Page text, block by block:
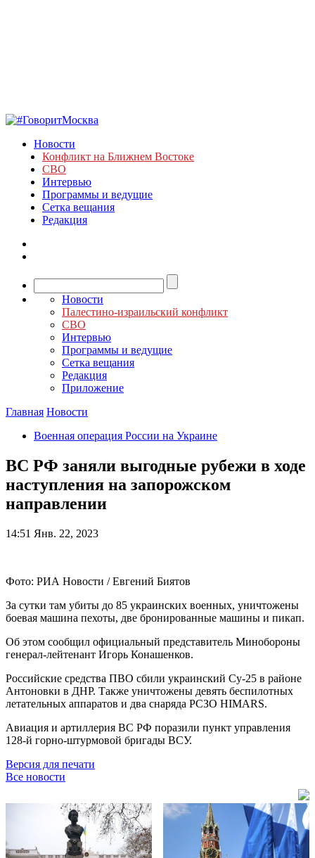
Новости
Конфликт на Ближнем Востоке
СВО
Интервью
Программы и ведущие
Сетка вещания
Редакция
Новости
Палестино-израильский конфликт
СВО
Интервью
Программы и ведущие
Сетка вещания
Редакция
Приложение
Главная Новости
Военная операция России на Украине
ВС РФ заняли выгодные рубежи в ходе
наступления на запорожском
направлении
14:51 Янв. 22, 2023
Фото: РИА Новости / Евгений Биятов
За сутки там убиты до 85 украинских военных, уничтожены
боевая машина пехоты, две бронированные машины и пикап.
Об этом сообщил официальный представитель Минобороны
генерал-лейтенант Игорь Конашенков.
Российские средства ПВО сбили украинский Су-25 в районе
Антоновки в ДНР. Также уничтожены девять беспилотных
летательных аппаратов и два снаряда РСЗО HIMARS.
Авиация и артиллерия ВС РФ поразили пункт управления
128-й горно-штурмовой бригады ВСУ.
Версия для печати
Все новости